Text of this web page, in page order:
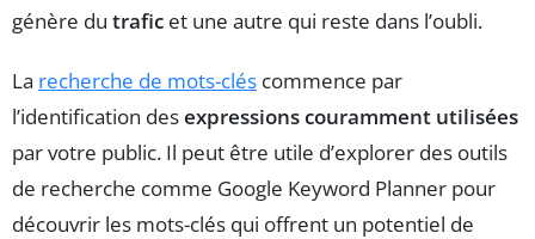
génère du trafic et une autre qui reste dans l’oubli.
La recherche de mots-clés commence par
l’identification desexpressions couramment utilisées
par votre public. Il peut être utile d’explorer des outils
de recherche comme Google Keyword Planner pour
découvrir les mots-clés qui offrent un potentiel de